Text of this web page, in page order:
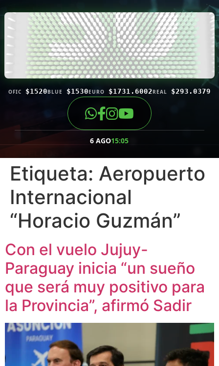
OFIC $1520BLUE $1530EURO $1731.6002REAL $293.0379
6 AGO15:05
Etiqueta: Aeropuerto
Internacional
“Horacio Guzmán”
Con el vuelo Jujuy-
Paraguay inicia “un sueño
que será muy positivo para
la Provincia”, afirmó Sadir